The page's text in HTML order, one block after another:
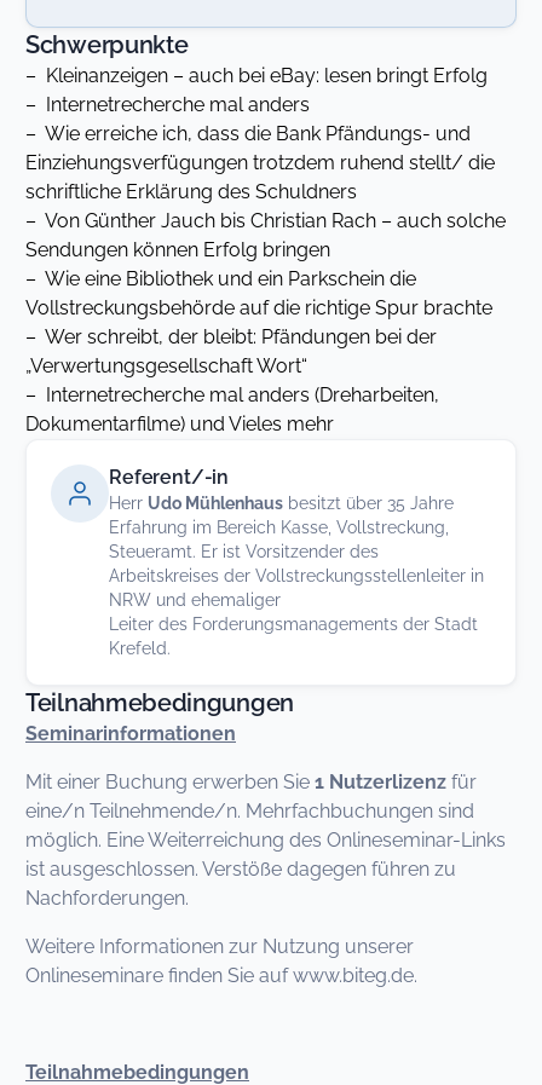
Schwerpunkte
– Kleinanzeigen – auch bei eBay: lesen bringt Erfolg
– Internetrecherche mal anders
– Wie erreiche ich, dass die Bank Pfändungs- und
Einziehungsverfügungen trotzdem ruhend stellt/ die
schriftliche Erklärung des Schuldners
– Von Günther Jauch bis Christian Rach – auch solche
Sendungen können Erfolg bringen
– Wie eine Bibliothek und ein Parkschein die
Vollstreckungsbehörde auf die richtige Spur brachte
– Wer schreibt, der bleibt: Pfändungen bei der
„Verwertungsgesellschaft Wort“
– Internetrecherche mal anders (Dreharbeiten,
Dokumentarfilme) und Vieles mehr
Referent/-in
Herr Udo Mühlenhaus besitzt über 35 Jahre
Erfahrung im Bereich Kasse, Vollstreckung,
Steueramt. Er ist Vorsitzender des
Arbeitskreises der Vollstreckungsstellenleiter in
NRW und ehemaliger
Leiter des Forderungsmanagements der Stadt
Krefeld.
Teilnahmebedingungen
Seminarinformationen
Mit einer Buchung erwerben Sie 1 Nutzerlizenz für
eine/n Teilnehmende/n. Mehrfachbuchungen sind
möglich. Eine Weiterreichung des Onlineseminar-Links
ist ausgeschlossen. Verstöße dagegen führen zu
Nachforderungen.
Weitere Informationen zur Nutzung unserer
Onlineseminare finden Sie auf www.biteg.de.
Teilnahmebedingungen